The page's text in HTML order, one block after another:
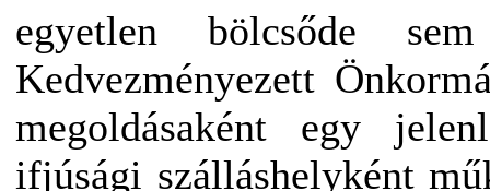
egyetlen bölcsőde
Kedvezményezett
megoldásaként egy
ifjúsági szálláshelyként